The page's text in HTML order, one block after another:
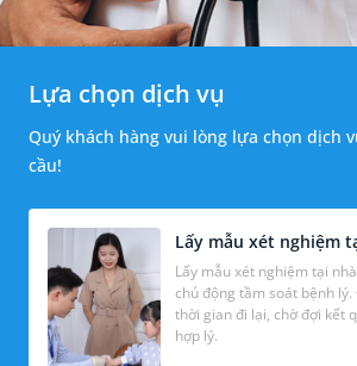
Lựa chọn dịch vụ
Quý khách hàng vui lòng lựa chọn dịch
cầu!
Lấy mẫu xét nghiệm
Lấy mẫu xét nghiệm tại
chủ động tầm soát bệnh
thời gian đi lại, chờ đợi kết quả với mức chi phí
hợp lý.